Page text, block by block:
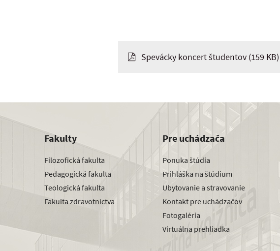
Spevácky koncert študentov (159 KB)
Fakulty
Filozofická fakulta
Pedagogická fakulta
Teologická fakulta
Fakulta zdravotníctva
Pre uchádzača
Ponuka štúdia
Prihláška na štúdium
Ubytovanie a stravovanie
Kontakt pre uchádzačov
Fotogaléria
Virtuálna prehliadka